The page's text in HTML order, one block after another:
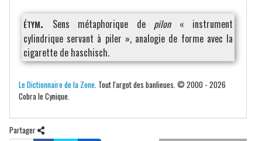
étym.
Sens métaphorique de pilon« instrument
cylindrique servant à piler », analogie de forme avec la
cigarette de haschisch.
Le Dictionnaire de la Zone . Tout l'argot des banlieues. © 2000 - 2026
Cobra le Cynique.
Partager